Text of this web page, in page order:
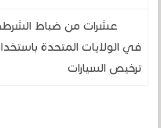
عشرات من ضباط
في الولايات المتحدة
ترخيص السيارات